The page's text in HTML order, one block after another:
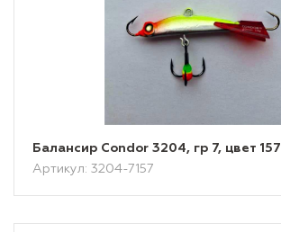
Балансир Condor 3204, гр 7, цвет 157
Артикул: 3204-7157